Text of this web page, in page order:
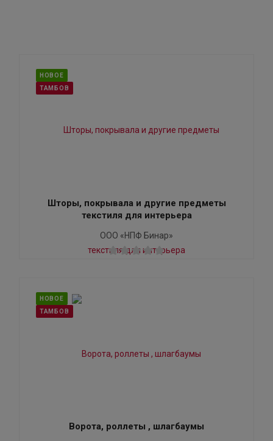
НОВОЕ
ТАМБОВ
Шторы, покрывала и другие предметы
текстиля для интерьера
ООО «НПФ Бинар»
НОВОЕ
ТАМБОВ
Ворота, роллеты , шлагбаумы